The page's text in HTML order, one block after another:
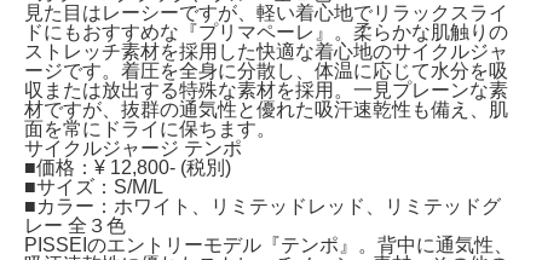
見た目はレーシーですが、軽い着心地でリラックスライ
ドにもおすすめな『プリマペーレ』。柔らかな肌触りの
ストレッチ素材を採用した快適な着心地のサイクルジャ
ージです。着圧を全身に分散し、体温に応じて水分を吸
収または放出する特殊な素材を採用。一見プレーンな素
材ですが、抜群の通気性と優れた吸汗速乾性も備え、肌
面を常にドライに保ちます。
サイクルジャージ テンポ
■価格：¥ 12,800- (税別)
■サイズ：S/M/L
■カラー：ホワイト、リミテッドレッド、リミテッドグ
レー 全３色
PISSEIのエントリーモデル『テンポ』。背中に通気性、